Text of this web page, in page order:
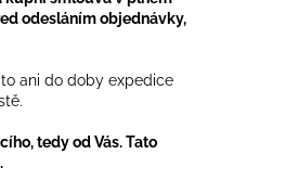
odesláním objednávky,
ani do doby expedice
tedy od Vás. Tato